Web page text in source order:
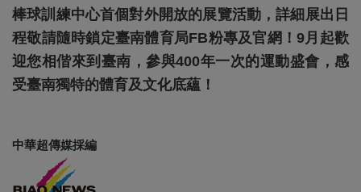
棒球訓練中心首個對外開放的展覽活動，詳細展出日
程敬請隨時鎖定臺南體育局FB粉專及官網！9月起歡
迎您相偕來到臺南，參與400年一次的運動盛會，感
受臺南獨特的體育及文化底蘊！
中華超傳媒採編